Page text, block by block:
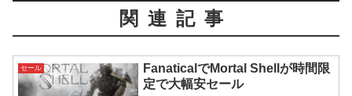
関連記事
セール
FanaticalでMortal Shellが時間限
定で大幅安セール